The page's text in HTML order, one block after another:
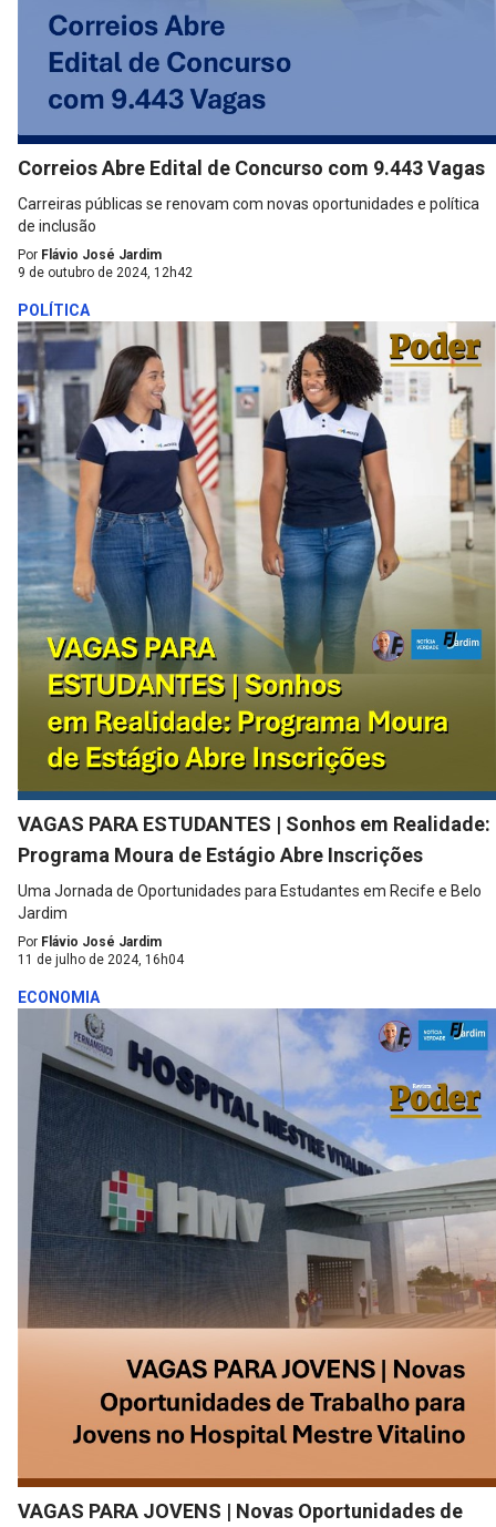
Correios Abre Edital de Concurso com 9.443 Vagas
Carreiras públicas se renovam com novas oportunidades e política
de inclusão
Por Flávio José Jardim
9 de outubro de 2024, 12h42
POLÍTICA
VAGAS PARA ESTUDANTES | Sonhos em Realidade:
Programa Moura de Estágio Abre Inscrições
Uma Jornada de Oportunidades para Estudantes em Recife e Belo
Jardim
Por Flávio José Jardim
11 de julho de 2024, 16h04
ECONOMIA
VAGAS PARA JOVENS | Novas Oportunidades de